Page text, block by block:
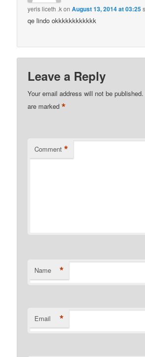
yeris liceth .konAugust 13, 2014 at 03:25
qe lindo okkkkkkkkkkkk
Leave a Reply
Your email address will not be published.
are marked*
Comment *
Name *
Email *